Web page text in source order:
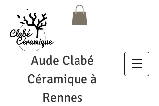
Aude Clabé
Céramique à
Rennes